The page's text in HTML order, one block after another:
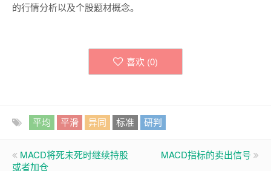
的行情分析以及个股题材概念。
喜欢 (0)
平均 平滑 异同 标准 研判
MACD将死未死时继续持股
或者加仓
MACD指标的卖出信号